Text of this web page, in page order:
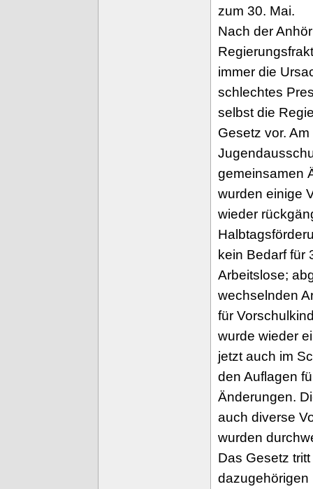
zum 30. Mai.
Nach der
immer die
schlechtes
selbst die
Gesetz vor.
gemeinsamen
wurden einige
wieder
kein Bedarf für
Arbeitslose;
wechselnden
für
wurde wieder
jetzt auch im
den Auflagen
Änderungen.
auch diverse
wurden
Das Gesetz
dazugehörigen